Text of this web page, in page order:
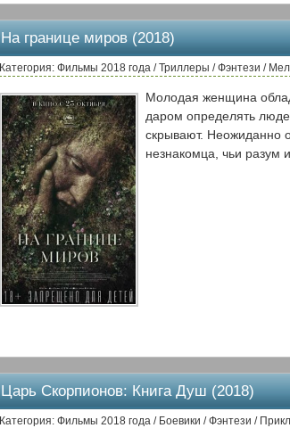
На границе миров (2018)
Категория: Фильмы 2018 года / Триллеры / Фэнтези /
Молодая женщина
даром определять
скрывают. Неожиданно
незнакомца, чьи разум
Царь Скорпионов: Книга Душ (2018)
Категория: Фильмы 2018 года / Боевики / Фэнтези /